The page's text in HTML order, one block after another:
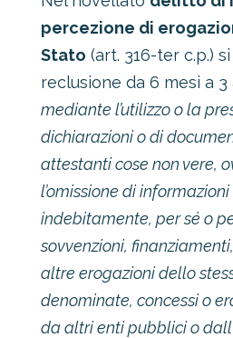
percezione di
Stato (art. 316-ter c.p.)
reclusione da 6 mesi a 3
mediante l’utilizzo o la
dichiarazioni o di
attestanti cose non vere,
l’omissione di
indebitamente, per sé o
sovvenzioni,
altre erogazioni dello
denominate, concessi o
da altri enti pubblici o